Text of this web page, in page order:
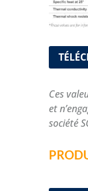
Ces
et
société